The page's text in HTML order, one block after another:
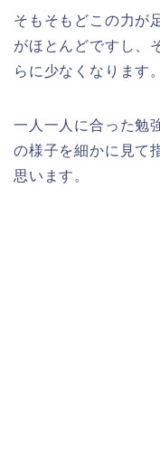
そもそもどこの力が
がほとんどですし、
らに少なくなります。
一人一人に合った勉
の様子を細かに見て
思います。